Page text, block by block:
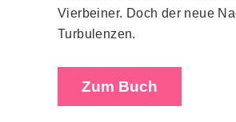
Vierbeiner. Doch der neue
Turbulenzen.
Zum Buch